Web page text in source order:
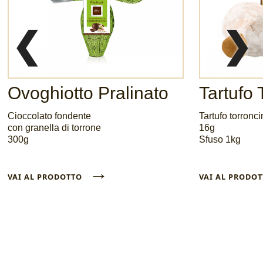
❮
Ovoghiotto Pralinato
Cioccolato fondente
con granella di torrone
300g
VAI AL PRODOTTO →
Tartufo
Tartufo
16g
Sfuso 1kg
VAI AL
❯